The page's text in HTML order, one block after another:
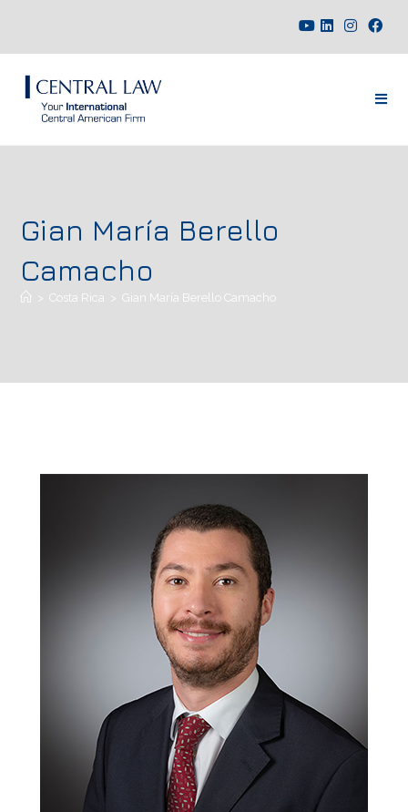
Gian María Berello
Camacho
> Costa Rica > Gian María Berello Camacho